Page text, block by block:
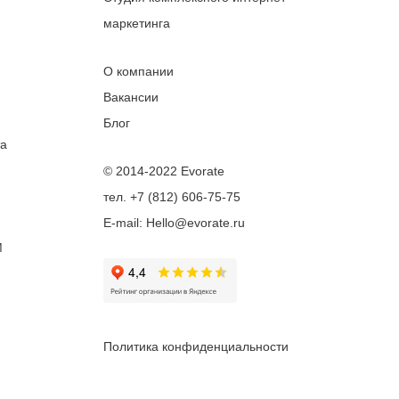
маркетинга
О компании
Вакансии
Блог
© 2014-2022 Evorate
тел. +7 (812) 606-75-75
E-mail: Hello@evorate.ru
Политика конфиденциальности